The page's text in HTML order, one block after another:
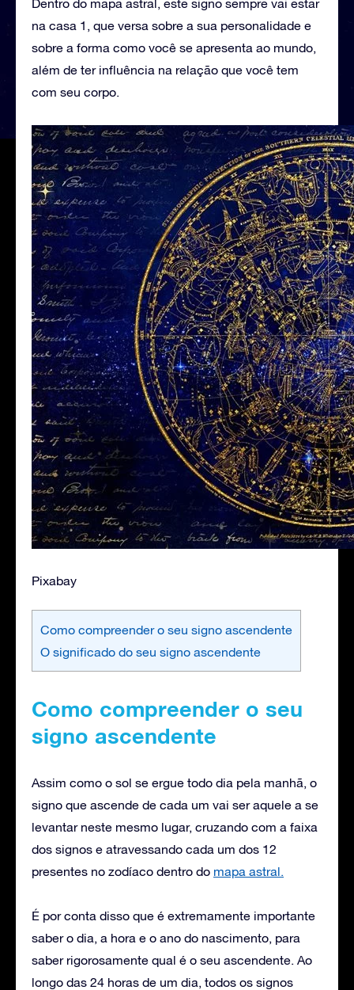
Dentro do mapa astral, este signo sempre vai estar
na casa 1, que versa sobre a sua personalidade e
sobre a forma como você se apresenta ao mundo,
além de ter influência na relação que você tem
com seu corpo.
Pixabay
Como compreender o seu signo ascendente
O significado do seu signo ascendente
Como compreender o seu
signo ascendente
Assim como o sol se ergue todo dia pela manhã, o
signo que ascende de cada um vai ser aquele a se
levantar neste mesmo lugar, cruzando com a faixa
dos signos e atravessando cada um dos 12
presentes no zodíaco dentro do mapa astral.
É por conta disso que é extremamente importante
saber o dia, a hora e o ano do nascimento, para
saber rigorosamente qual é o seu ascendente. Ao
longo das 24 horas de um dia, todos os signos